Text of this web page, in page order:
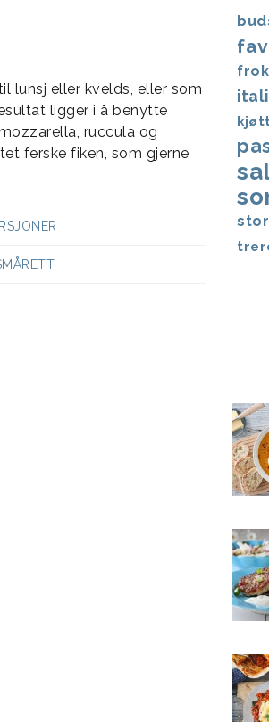
lunsj eller kvelds, eller som
ligger i å benytte
ruccula og
ferske fiken, som gjerne